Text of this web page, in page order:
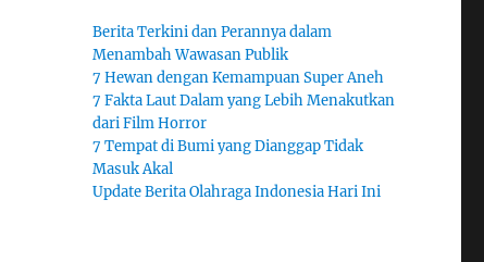
Berita Terkini dan Perannya dalam
Menambah Wawasan Publik
7 Hewan dengan Kemampuan Super Aneh
7 Fakta Laut Dalam yang Lebih Menakutkan
dari Film Horror
7 Tempat di Bumi yang Dianggap Tidak
Masuk Akal
Update Berita Olahraga Indonesia Hari Ini